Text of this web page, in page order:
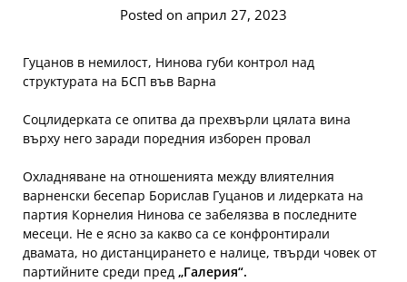
Posted on април 27, 2023
Гуцанов в немилост, Нинова губи контрол над
структурата на БСП във Варна
Соцлидерката се опитва да прехвърли цялата вина
върху него заради поредния изборен провал
Охладняване на отношенията между влиятелния
варненски бесепар Борислав Гуцанов и лидерката на
партия Корнелия Нинова се забелязва в последните
месеци. Не е ясно за какво са се конфронтирали
двамата, но дистанцирането е налице, твърди човек от
партийните среди пред „Галерия“.